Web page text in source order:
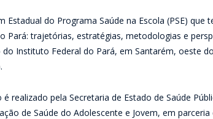
Estadual do Programa Saúde na Escola (PSE) que
Pará: trajetórias, estratégias, metodologias e
Instituto Federal do Pará, em Santarém, oeste
é realizado pela Secretaria de Estado de Saúde
de Saúde do Adolescente e Jovem, em